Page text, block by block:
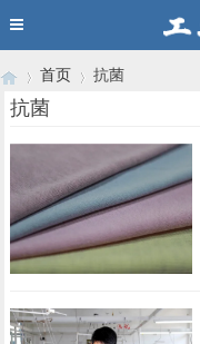
首页 抗菌
抗菌